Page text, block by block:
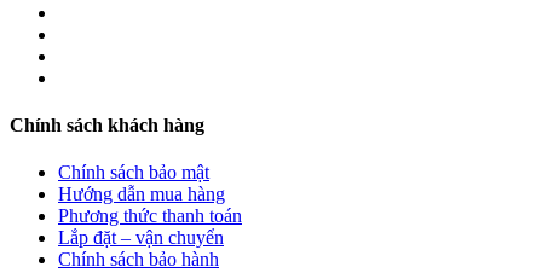
Chính sách khách hàng
Chính sách bảo mật
Hướng dẫn mua hàng
Phương thức thanh toán
Lắp đặt – vận chuyển
Chính sách bảo hành